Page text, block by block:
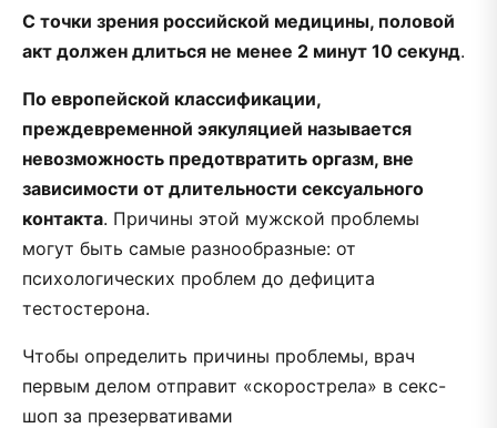
С точки зрения российской медицины, половой
акт должен длиться не менее 2 минут 10 секунд.
По европейской классификации,
преждевременной эякуляцией называется
невозможность предотвратить оргазм, вне
зависимости от длительности сексуального
контакта. Причины этой мужской проблемы
могут быть самые разнообразные: от
психологических проблем до дефицита
тестостерона.
Чтобы определить причины проблемы, врач
первым делом отправит «скорострела» в секс-
шоп за презервативами